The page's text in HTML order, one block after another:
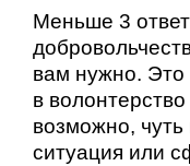
Меньше 3
вам нужно. Это
в
возможно,
ситуация или